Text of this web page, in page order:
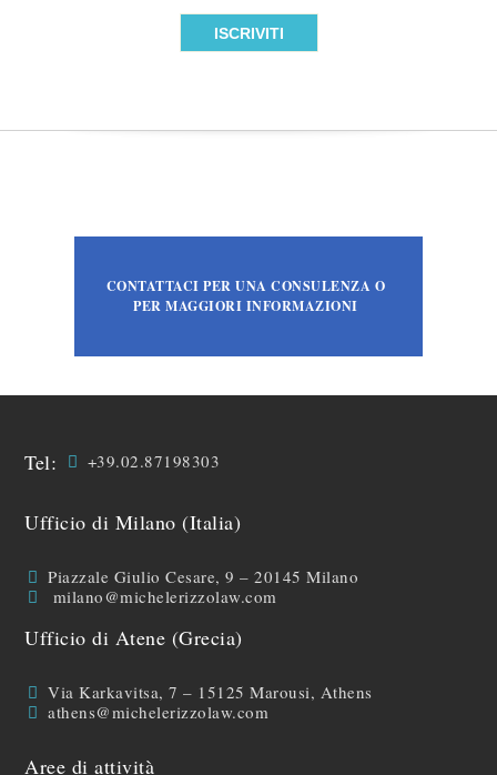
CONTATTACI PER UNA CONSULENZA O
PER MAGGIORI INFORMAZIONI
Tel: +39.02.87198303
Ufficio di Milano (Italia)
Piazzale Giulio Cesare, 9 – 20145 Milano
milano@michelerizzolaw.com
Ufficio di Atene (Grecia)
Via Karkavitsa, 7 – 15125 Marousi, Athens
athens@michelerizzolaw.com
Aree di attività